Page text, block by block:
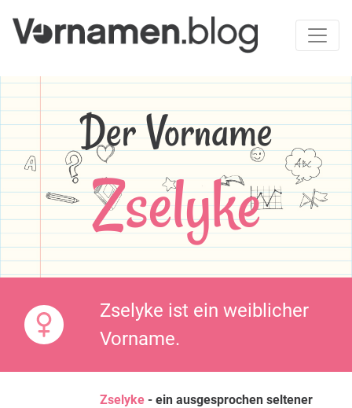
Der Vorname
Zselyke
Zselyke ist ein weiblicher
Vorname.
Zselyke - ein ausgesprochen seltener